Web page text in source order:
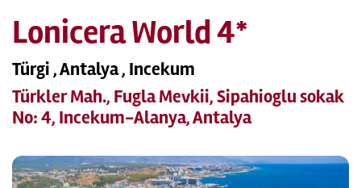
Lonicera World 4*
Türgi , Antalya , Incekum
Türkler Mah., Fugla Mevkii, Sipahioglu sokak
No: 4, Incekum-Alanya, Antalya